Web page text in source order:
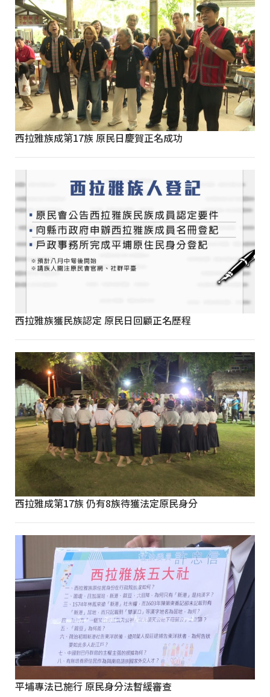
西拉雅族成第17族 原民日慶賀正名成功
西拉雅族獲民族認定 原民日回顧正名歷程
西拉雅成第17族 仍有8族待獲法定原民身分
平埔專法已施行 原民身分法暫緩審查